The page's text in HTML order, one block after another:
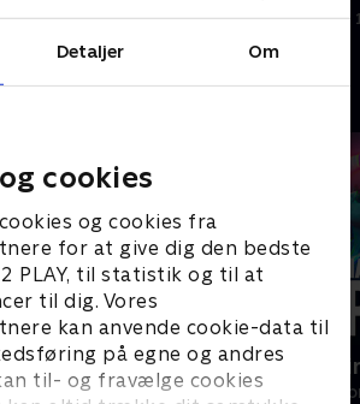
Detaljer Om
cookies
og cookies fra
for at give dig den bedste
PLAY, til statistik og til at
til dig. Vores
kan anvende cookie-data til
på egne og andres
til- og fravælge cookies
1. juli 2021 • 41 min
Happy
Drama • 1